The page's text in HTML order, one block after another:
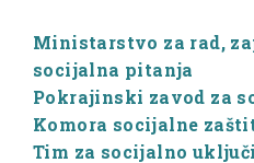
Ministarstvo za rad,
socijalna pitanja
Pokrajinski zavod za
Komora socijalne
Tim za socijalno